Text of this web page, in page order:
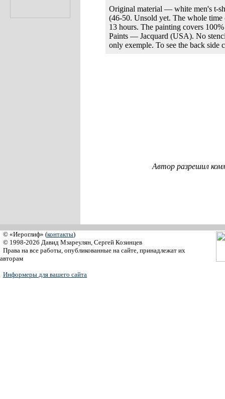
Original material — white men's t-
(46-50. Unsold yet. The whole
13 hours. The painting covers
Paints — Jacquard (USA). No
only exemple. To see the back side
Автор разрешил
© «Иероглиф» (контакты)
© 1998-2026 Давид Мзареулян, Сергей Козинцев
Права на все работы, опубликованные на сайте, принадлежат их
авторам
Информеры для вашего сайта